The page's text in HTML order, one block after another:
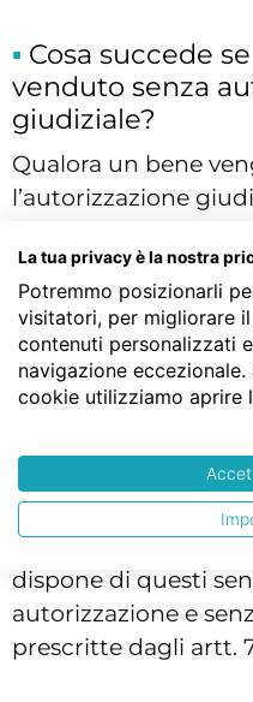
Cosa succede
venduto senza
giudiziale?
Qualora un bene
l’autorizzazione
493 c.c.; pertanto,
mobile) senza
qualsiasi altro atto
amministrazione, il
puro e semplice e
personale.
La stessa sanzione si
sottopone a pegno
dispone di questi
autorizzazione e
prescritte dagli artt.
La tua privacy è la nostra
Potremmo posizionarli
visitatori, per migliorare
contenuti personalizzati
navigazione
cookie utilizziamo aprire